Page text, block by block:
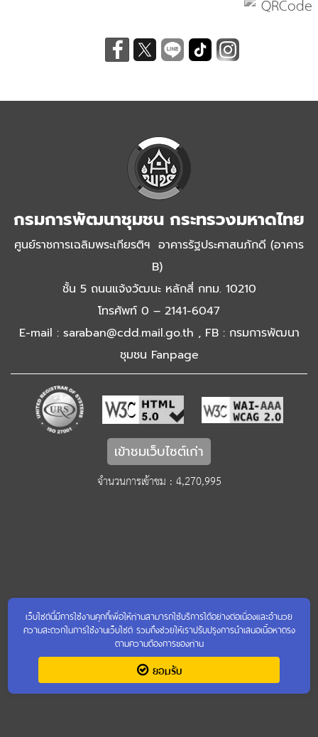
กรมการพัฒนาชุมชน กระทรวงมหาดไทย
ศูนย์ราชการเฉลิมพระเกียรติฯ อาคารรัฐประศาสนภักดี (อาคาร
B)
ชั้น 5 ถนนแจ้งวัฒนะ หลักสี่ กทม. 10210
โทรศัพท์ 0 – 2141-6047
E-mail : saraban@cdd.mail.go.th , FB : กรมการพัฒนา
ชุมชน Fanpage
เข้าชมเว็บไซต์เก่า
จำนวนการเข้าชม : 4,270,995
เว็บไซต์นี้มีการใช้งานคุกกี้เพื่อให้ท่านสามารถใช้บริการได้อย่างต่อเนื่องและอำนวย
ความสะดวกในการใช้งานเว็บไซต์ รวมถึงช่วยให้เราปรับปรุงการนำเสนอเนื้อหาตรง
ตามความต้องการของท่าน
ยอมรับ